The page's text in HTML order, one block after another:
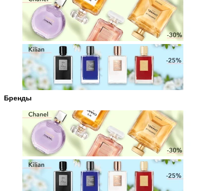
Бренды